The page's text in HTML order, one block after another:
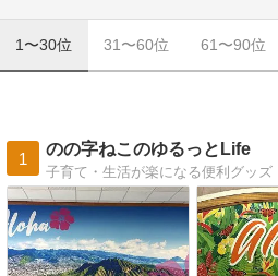
1〜30位 31〜60位 61〜90位
1
のの字ねこのゆるっとLife